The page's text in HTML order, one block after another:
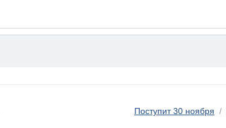
Поступит 30 ноября